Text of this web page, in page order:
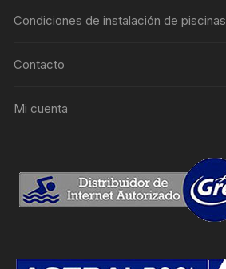
Condiciones de instalación de piscinas
Contacto
Mi cuenta